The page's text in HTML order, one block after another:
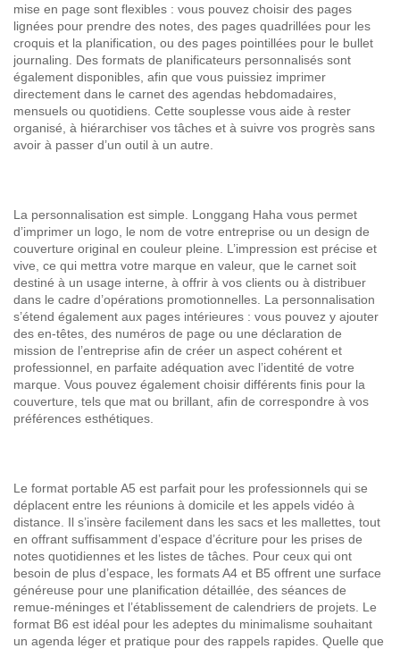
mise en page sont flexibles : vous pouvez choisir des pages
lignées pour prendre des notes, des pages quadrillées pour les
croquis et la planification, ou des pages pointillées pour le bullet
journaling. Des formats de planificateurs personnalisés sont
également disponibles, afin que vous puissiez imprimer
directement dans le carnet des agendas hebdomadaires,
mensuels ou quotidiens. Cette souplesse vous aide à rester
organisé, à hiérarchiser vos tâches et à suivre vos progrès sans
avoir à passer d’un outil à un autre.
La personnalisation est simple. Longgang Haha vous permet
d’imprimer un logo, le nom de votre entreprise ou un design de
couverture original en couleur pleine. L’impression est précise et
vive, ce qui mettra votre marque en valeur, que le carnet soit
destiné à un usage interne, à offrir à vos clients ou à distribuer
dans le cadre d’opérations promotionnelles. La personnalisation
s’étend également aux pages intérieures : vous pouvez y ajouter
des en-têtes, des numéros de page ou une déclaration de
mission de l’entreprise afin de créer un aspect cohérent et
professionnel, en parfaite adéquation avec l’identité de votre
marque. Vous pouvez également choisir différents finis pour la
couverture, tels que mat ou brillant, afin de correspondre à vos
préférences esthétiques.
Le format portable A5 est parfait pour les professionnels qui se
déplacent entre les réunions à domicile et les appels vidéo à
distance. Il s’insère facilement dans les sacs et les mallettes, tout
en offrant suffisamment d’espace d’écriture pour les prises de
notes quotidiennes et les listes de tâches. Pour ceux qui ont
besoin de plus d’espace, les formats A4 et B5 offrent une surface
généreuse pour une planification détaillée, des séances de
remue-méninges et l’établissement de calendriers de projets. Le
format B6 est idéal pour les adeptes du minimalisme souhaitant
un agenda léger et pratique pour des rappels rapides. Quelle que